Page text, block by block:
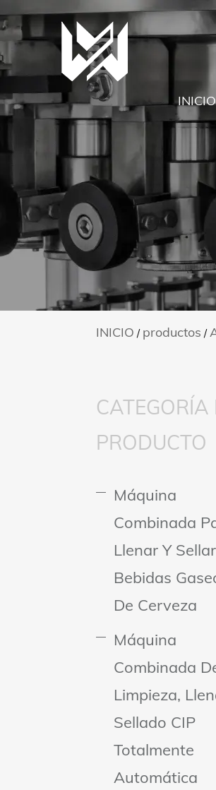
INICIO
INICIO / productos /
CATEGORÍA
PRODUCTO
Máquina
Combinada
Llenar Y Sellar
Bebidas
De Cerveza
Máquina
Combinada
Limpieza,
Sellado CIP
Totalmente
Automática